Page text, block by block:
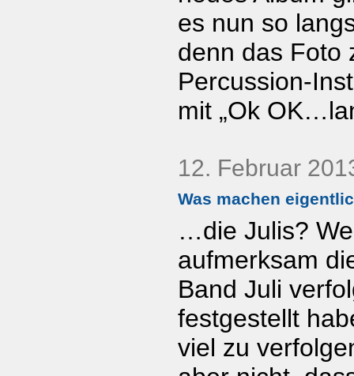
es nun so
denn das Foto
Percussion-
mit „Ok
12. Februar
Was machen
…die Julis?
aufmerksam
Band Juli
festgestellt
viel zu